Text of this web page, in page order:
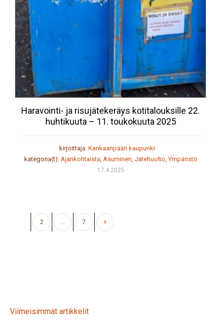
Haravointi- ja risujätekeräys kotitalouksille 22.
huhtikuuta – 11. toukokuuta 2025
kirjoittaja: Kankaanpään kaupunki
kategoria(t): Ajankohtaista, Asuminen, Jätehuolto,Ympäristö
17.4.2025
2 … 7
Viimeisimmät artikkelit